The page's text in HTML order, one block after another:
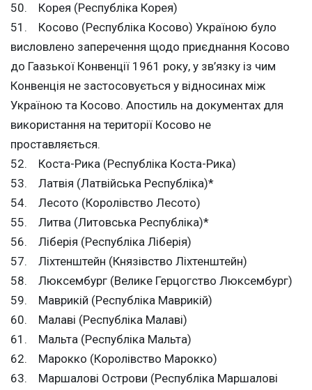
50. Корея (Республіка Корея)
51. Косово (Республіка Косово) Україною було
висловлено заперечення щодо приєднання Косово
до Гаазької Конвенції 1961 року, у зв’язку із чим
Конвенція не застосовується у відносинах між
Україною та Косово. Апостиль на документах для
використання на території Косово не
проставляється.
52. Коста-Рика (Республіка Коста-Рика)
53. Латвія (Латвійська Республіка)*
54. Лесото (Королівство Лесото)
55. Литва (Литовська Республіка)*
56. Ліберія (Республіка Ліберія)
57. Ліхтенштейн (Князівство Ліхтенштейн)
58. Люксембург (Велике Герцогство Люксембург)
59. Маврикій (Республіка Маврикій)
60. Малаві (Республіка Малаві)
61. Мальта (Республіка Мальта)
62. Марокко (Королівство Марокко)
63. Маршалові Острови (Республіка Маршалові